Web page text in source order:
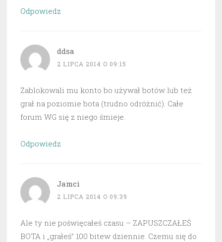
Odpowiedz
ddsa
2 LIPCA 2014 O 09:15
Zablokowali mu konto bo używał botów lub też
grał na poziomie bota (trudno odróżnić). Całe
forum WG się z niego śmieje.
Odpowiedz
Jamci
2 LIPCA 2014 O 09:39
Ale ty nie poświęcałeś czasu – ZAPUSZCZAŁEŚ
BOTA i „grałeś” 100 bitew dziennie. Czemu się do